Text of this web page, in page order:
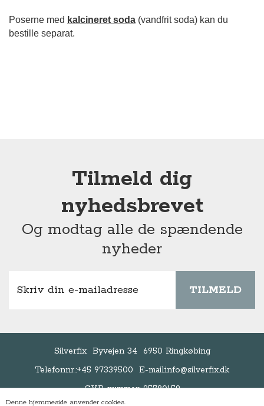
Poserne med kalcineret soda (vandfrit soda) kan du
bestille separat.
Denne hjemmeside anvender cookies.
Tilmeld dig
nyhedsbrevet
Og modtag alle de spændende
nyheder
TILMELD
Silverfix Byvejen 34
6950 Ringkøbing
Telefonnr.:+45 97339500 E-mail:info@silverfix.dk
CVR-nummer: 25780159